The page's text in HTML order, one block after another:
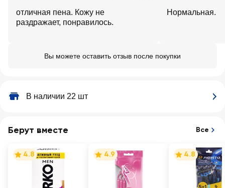
отличная пена. Кожу не
раздражает, понравилось.
Нормальная.
Вы можете оставить отзыв после покупки
В наличии 22 шт
Берут вместе Все
4.8 4.9 4.8